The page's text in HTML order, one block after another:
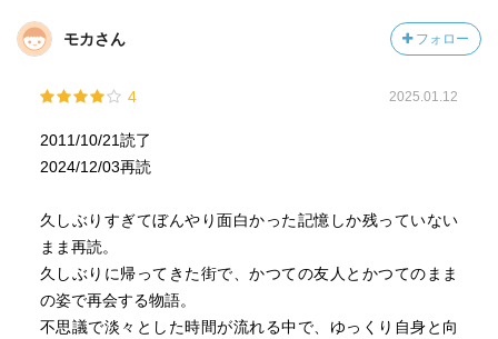
モカさん フォロー
4 2025.01.12
2011/10/21読了
2024/12/03再読
久しぶりすぎてぼんやり面白かった記憶しか残っていない
まま再読。
久しぶりに帰ってきた街で、かつての友人とかつてのまま
の姿で再会する物語。
不思議で淡々とした時間が流れる中で、ゆっくり自身と向